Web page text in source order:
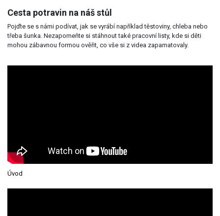
Cesta potravin na náš stůl
Pojďte se s námi podívat, jak se vyrábí například těstoviny, chleba nebo
třeba šunka. Nezapomeňte si stáhnout také pracovní listy, kde si děti
mohou zábavnou formou ověřit, co vše si z videa zapamatovaly.
Úvod